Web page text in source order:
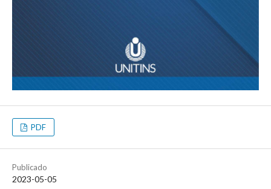
PDF
Publicado
2023-05-05